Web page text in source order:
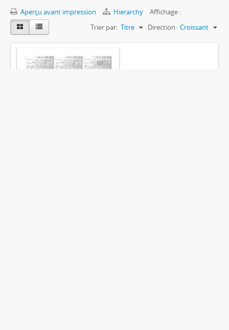
Aperçu avant impression Hierarchy
Affichage :
Trier par: Titre Direction: Croissant